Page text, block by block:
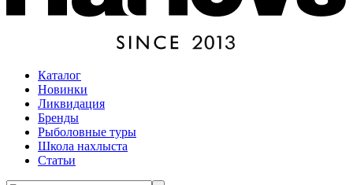
Каталог
Новинки
Ликвидация
Бренды
Рыболовные туры
Школа нахлыста
Статьи